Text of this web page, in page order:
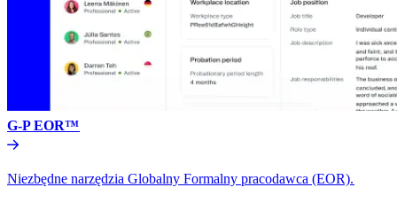
G-P EOR™​​
Niezbędne narzędzia Globalny Formalny pracodawca (EOR).​​